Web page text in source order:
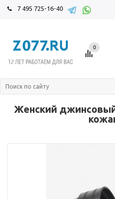
7 495 725-16-40
0
Женский